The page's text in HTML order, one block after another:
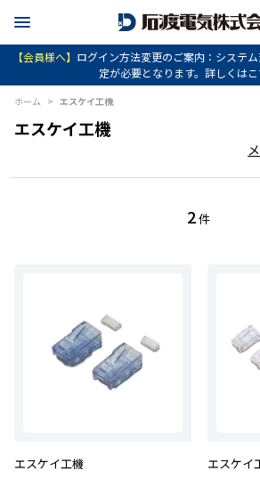
【会員様へ】 ログイン方法変更のご案内：システ
定が必要となります。詳しくは
ホーム > エスケイ工機
エスケイ工機
2件
エスケイ工機 エスケイ